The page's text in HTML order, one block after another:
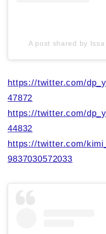
A post shared by
https://twitter.com/
47872
https://twitter.com/
44832
https://twitter.com/
9837030572033